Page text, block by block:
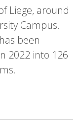
Liege, around
Campus.
been
2022 into 126